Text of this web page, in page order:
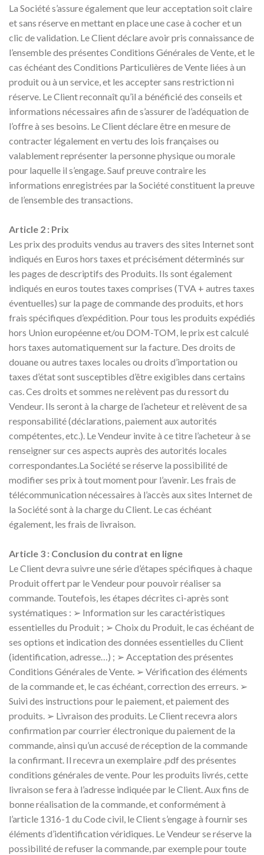
La Société s’assure également que leur acceptation soit claire
et sans réserve en mettant en place une case à cocher et un
clic de validation. Le Client déclare avoir pris connaissance de
l’ensemble des présentes Conditions Générales de Vente, et le
cas échéant des Conditions Particulières de Vente liées à un
produit ou à un service, et les accepter sans restriction ni
réserve. Le Client reconnaît qu’il a bénéficié des conseils et
informations nécessaires afin de s’assurer de l’adéquation de
l’offre à ses besoins. Le Client déclare être en mesure de
contracter légalement en vertu des lois françaises ou
valablement représenter la personne physique ou morale
pour laquelle il s’engage. Sauf preuve contraire les
informations enregistrées par la Société constituent la preuve
de l’ensemble des transactions.
Article 2 : Prix
Les prix des produits vendus au travers des sites Internet sont
indiqués en Euros hors taxes et précisément déterminés sur
les pages de descriptifs des Produits. Ils sont également
indiqués en euros toutes taxes comprises (TVA + autres taxes
éventuelles) sur la page de commande des produits, et hors
frais spécifiques d’expédition. Pour tous les produits expédiés
hors Union européenne et/ou DOM-TOM, le prix est calculé
hors taxes automatiquement sur la facture. Des droits de
douane ou autres taxes locales ou droits d’importation ou
taxes d’état sont susceptibles d’être exigibles dans certains
cas. Ces droits et sommes ne relèvent pas du ressort du
Vendeur. Ils seront à la charge de l’acheteur et relèvent de sa
responsabilité (déclarations, paiement aux autorités
compétentes, etc.). Le Vendeur invite à ce titre l’acheteur à se
renseigner sur ces aspects auprès des autorités locales
correspondantes.La Société se réserve la possibilité de
modifier ses prix à tout moment pour l’avenir. Les frais de
télécommunication nécessaires à l’accès aux sites Internet de
la Société sont à la charge du Client. Le cas échéant
également, les frais de livraison.
Article 3 : Conclusion du contrat en ligne
Le Client devra suivre une série d’étapes spécifiques à chaque
Produit offert par le Vendeur pour pouvoir réaliser sa
commande. Toutefois, les étapes décrites ci-après sont
systématiques : ➢ Information sur les caractéristiques
essentielles du Produit ; ➢ Choix du Produit, le cas échéant de
ses options et indication des données essentielles du Client
(identification, adresse…) ; ➢ Acceptation des présentes
Conditions Générales de Vente. ➢ Vérification des éléments
de la commande et, le cas échéant, correction des erreurs. ➢
Suivi des instructions pour le paiement, et paiement des
produits. ➢ Livraison des produits. Le Client recevra alors
confirmation par courrier électronique du paiement de la
commande, ainsi qu’un accusé de réception de la commande
la confirmant. Il recevra un exemplaire .pdf des présentes
conditions générales de vente. Pour les produits livrés, cette
livraison se fera à l’adresse indiquée par le Client. Aux fins de
bonne réalisation de la commande, et conformément à
l’article 1316-1 du Code civil, le Client s’engage à fournir ses
éléments d’identification véridiques. Le Vendeur se réserve la
possibilité de refuser la commande, par exemple pour toute